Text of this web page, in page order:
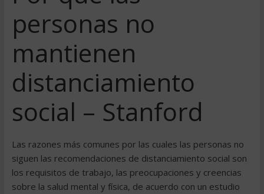
personas no
mantienen
distanciamiento
social – Stanford
Las razones más comunes por las cuales las personas no
siguen las recomendaciones de distanciamiento social son
los requisitos de trabajo, las preocupaciones y creencias
sobre la salud mental y física, de acuerdo con un estudio